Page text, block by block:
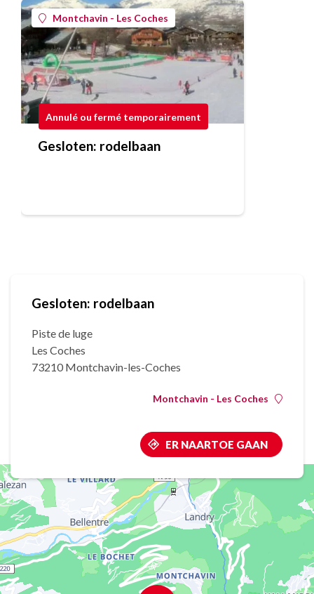
Montchavin - Les Coches
Annulé ou fermé temporairement
Gesloten: rodelbaan
Gesloten: rodelbaan
Piste de luge
Les Coches
73210 Montchavin-les-Coches
Montchavin - Les Coches
ER NAARTOE GAAN